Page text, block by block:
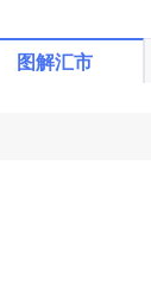
图解汇市